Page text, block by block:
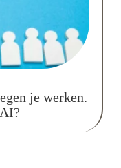
je werken.